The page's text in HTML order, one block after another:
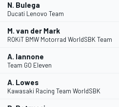
N. Bulega
Ducati Lenovo Team
M. van der Mark
ROKiT BMW Motorrad WorldSBK Team
A. Iannone
Team GO Eleven
A. Lowes
Kawasaki Racing Team WorldSBK